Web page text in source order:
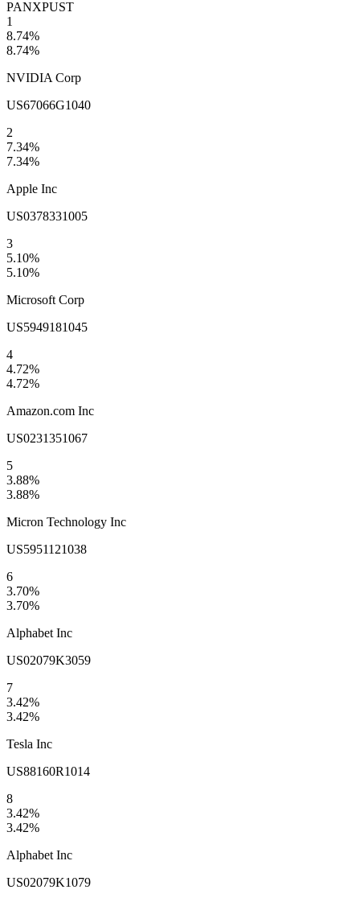
PANXPUST
1
8.74%
8.74%
NVIDIA Corp
US67066G1040
2
7.34%
7.34%
Apple Inc
US0378331005
3
5.10%
5.10%
Microsoft Corp
US5949181045
4
4.72%
4.72%
Amazon.com Inc
US0231351067
5
3.88%
3.88%
Micron Technology Inc
US5951121038
6
3.70%
3.70%
Alphabet Inc
US02079K3059
7
3.42%
3.42%
Tesla Inc
US88160R1014
8
3.42%
3.42%
Alphabet Inc
US02079K1079